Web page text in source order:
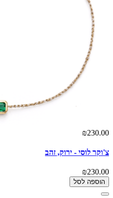
₪230.00
צ'וקר לוסי - ירוק, זהב
₪230.00
הוספה לסל